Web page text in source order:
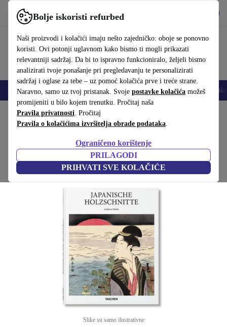
Bolje iskoristi refurbed
Naši proizvodi i kolačići imaju nešto zajedničko: oboje se ponovno
koristi. Ovi potonji uglavnom kako bismo ti mogli prikazati
relevantniji sadržaj. Da bi to ispravno funkcioniralo, željeli bismo
analizirati tvoje ponašanje pri pregledavanju te personalizirati
sadržaj i oglase za tebe – uz pomoć kolačića prve i treće strane.
Naravno, samo uz tvoj pristanak. Svoje postavke kolačića možeš
promijeniti u bilo kojem trenutku. Pročitaj naša
Pravila privatnosti. Pročitaj
Pravila o kolačićima izvršitelja obrade podataka.
Ograničeno korištenje
PRILAGODI
PRIHVATI SVE KOLAČIĆE
Koristi refurbed brzo i jednostavno
Mobiteli Prijenosna računala Tableti Pametni satovi Dodaci
Početna stranica Proizvodi Kućanstvo
Japanische drvorezi
Bijela
(Prikupljanje recenzija)
Slike su samo ilustrativne